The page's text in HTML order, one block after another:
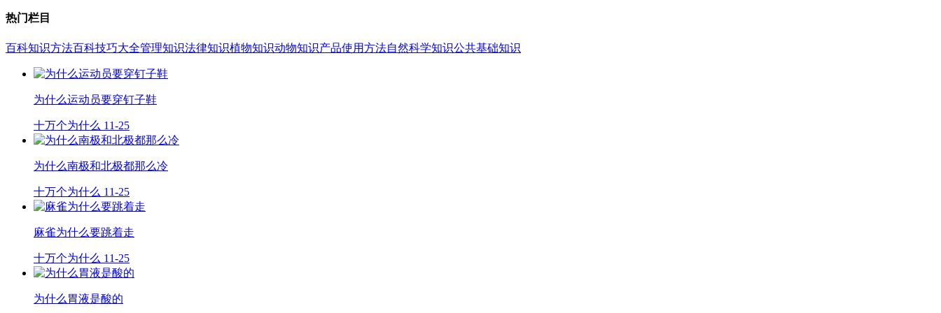
热门栏目
百科知识方法百科技巧大全管理知识法律知识植物知识动物知识产品使用方法自然科学知识公共基础知识
为什么运动员要穿钉子鞋
十万个为什么 11-25
为什么南极和北极都那么冷
十万个为什么 11-25
麻雀为什么要跳着走
十万个为什么 11-25
为什么胃液是酸的